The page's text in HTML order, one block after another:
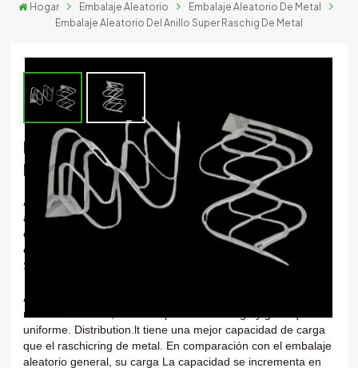
本語
Hogar Embalaje Aleatorio
Embalaje Aleatorio De Metal
Embalaje Aleatorio Del Anillo Super Raschig De Metal
Embalaje Aleatorio Del Anillo Super
Raschig De Metal
Anillo de metal súper raschig
Es un tipo de embalaje
aleatorio de metal superior. Puede estar hecho de acero al
carbono o acero inoxidable. El material de acero inoxidable
está disponible en muchos tipos, como
SS304,SS304L,SS410 y SS316.
Anillo de metal súper raschig
mecánica
uniforme. Distribution.lt tiene una mejor capacidad de carga
que el raschicring de metal. En comparación con el embalaje
aleatorio general, su carga La capacidad se incrementa en